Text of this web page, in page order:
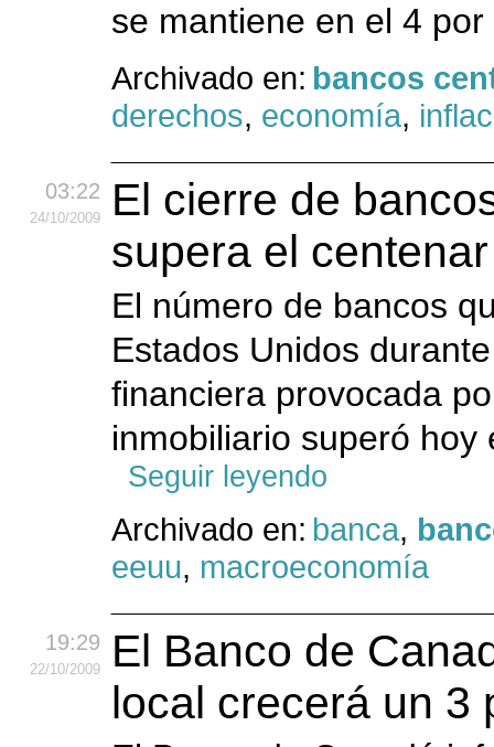
se mantiene en el 4
Archivado en: bancos
derechos, economía,
03:22
24/10/2009
El cierre de
supera el centenar
El número de bancos
Estados Unidos
financiera provocada
inmobiliario superó
Seguir leyendo
Archivado en: banca,
eeuu, macroeconomía
19:29
22/10/2009
El Banco de
local crecerá un 3